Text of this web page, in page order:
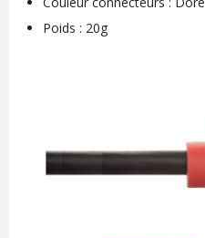
Poids : 20g